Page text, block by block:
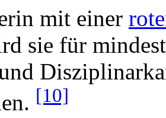
mit einer
sie für
[10]